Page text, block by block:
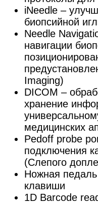
iNeedle –
биопсийной
Needle
навигации
Imaging)
DICOM –
хранение
медицинских
Pedoff probe
подключения
(Слепого
Ножная
клавиши
1D Barcode